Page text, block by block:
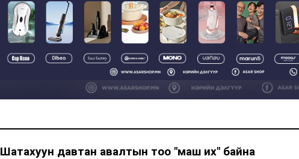
Шатахуун давтан авалтын тоо "маш их" байна